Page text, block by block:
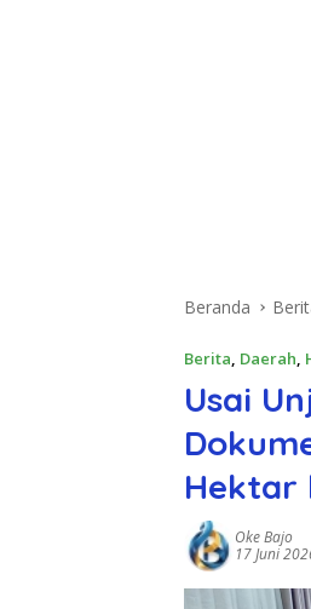
Beranda
Berita, Daerah,
Usai
Hektar
Oke Bajo
17 Juni